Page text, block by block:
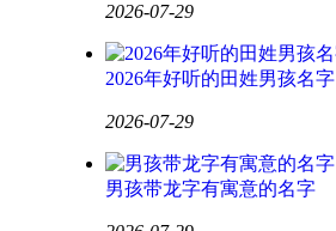
2026-07-29
2026年好听的田姓男孩名字
2026-07-29
男孩带龙字有寓意的名字